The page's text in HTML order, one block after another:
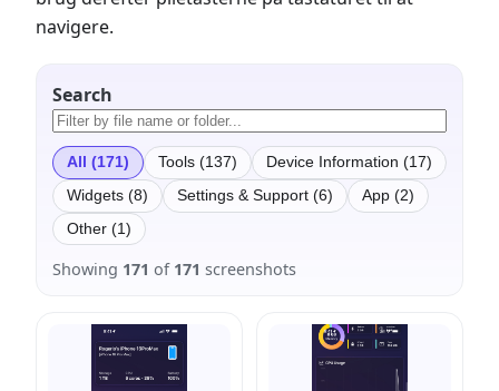
navigere.
Search
All (171) Tools (137)
Device Information (17)
Widgets (8)
Settings & Support (6)
App (2)
Other (1)
Showing 171 of 171 screenshots